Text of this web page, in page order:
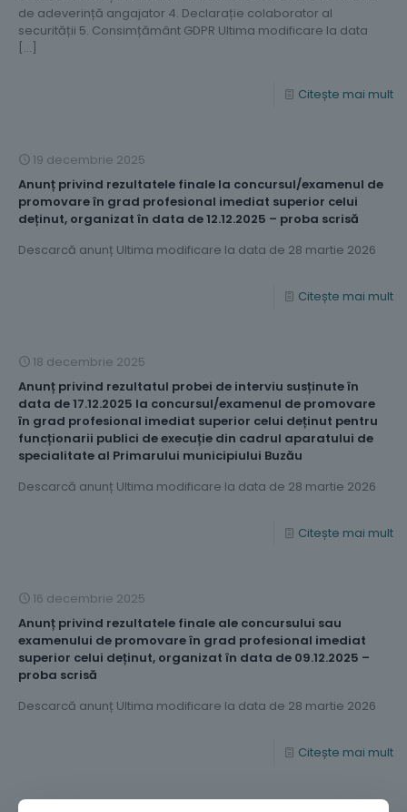
de adeverință angajator 4. Declarație colaborator al
securității 5. Consimțământ GDPR Ultima modificare la data
[…]
Citește mai mult
19 decembrie 2025
Anunț privind rezultatele finale la concursul/examenul de
promovare în grad profesional imediat superior celui
deținut, organizat în data de 12.12.2025 – proba scrisă
Descarcă anunț Ultima modificare la data de 28 martie 2026
Citește mai mult
18 decembrie 2025
Anunț privind rezultatul probei de interviu susținute în
data de 17.12.2025 la concursul/examenul de promovare
în grad profesional imediat superior celui deținut pentru
funcționarii publici de execuție din cadrul aparatului de
specialitate al Primarului municipiului Buzău
Descarcă anunț Ultima modificare la data de 28 martie 2026
Citește mai mult
16 decembrie 2025
Anunț privind rezultatele finale ale concursului sau
examenului de promovare în grad profesional imediat
superior celui deținut, organizat în data de 09.12.2025 –
proba scrisă
Descarcă anunț Ultima modificare la data de 28 martie 2026
Citește mai mult